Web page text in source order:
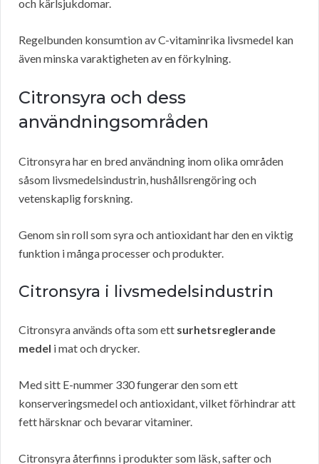
och kärlsjukdomar.
Regelbunden konsumtion av C-vitaminrika livsmedel kan
även minska varaktigheten av en förkylning.
Citronsyra och dess
användningsområden
Citronsyra har en bred användning inom olika områden
såsom livsmedelsindustrin, hushållsrengöring och
vetenskaplig forskning.
Genom sin roll som syra och antioxidant har den en viktig
funktion i många processer och produkter.
Citronsyra i livsmedelsindustrin
Citronsyra används ofta som ett surhetsreglerande
medel i mat och drycker.
Med sitt E-nummer 330 fungerar den som ett
konserveringsmedel och antioxidant, vilket förhindrar att
fett härsknar och bevarar vitaminer.
Citronsyra återfinns i produkter som läsk, safter och